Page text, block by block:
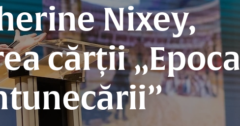
Nixey,
cărții „Epoca